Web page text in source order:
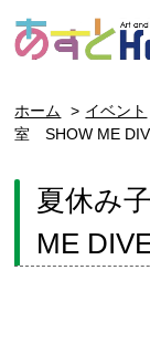
ホーム イベント
室 SHOW ME
夏休み
ME